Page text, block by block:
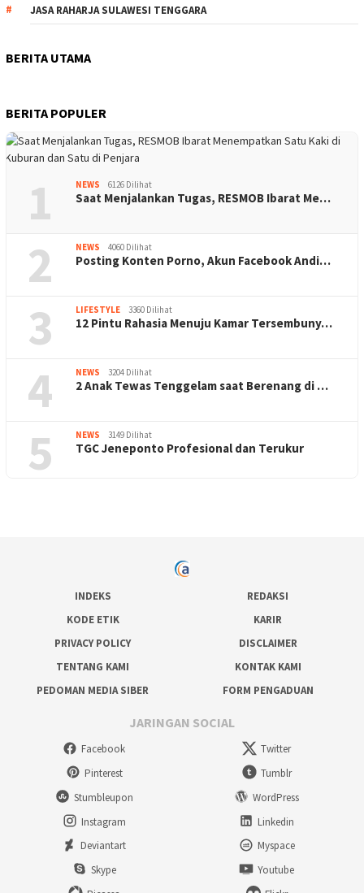
JASA RAHARJA SULAWESI TENGGARA
BERITA UTAMA
BERITA POPULER
1 NEWS 6126 Dilihat
Saat Menjalankan Tugas, RESMOB Ibarat Me…
2 NEWS 4060 Dilihat
Posting Konten Porno, Akun Facebook Andi…
3 LIFESTYLE 3360 Dilihat
12 Pintu Rahasia Menuju Kamar Tersembuny…
4 NEWS 3204 Dilihat
2 Anak Tewas Tenggelam saat Berenang di …
5 NEWS 3149 Dilihat
TGC Jeneponto Profesional dan Terukur
INDEKS
REDAKSI
KODE ETIK
KARIR
PRIVACY POLICY
DISCLAIMER
TENTANG KAMI
KONTAK KAMI
PEDOMAN MEDIA SIBER
FORM PENGADUAN
JARINGAN SOCIAL
Facebook
Twitter
Pinterest
Tumblr
Stumbleupon
WordPress
Instagram
Linkedin
Deviantart
Myspace
Skype
Youtube